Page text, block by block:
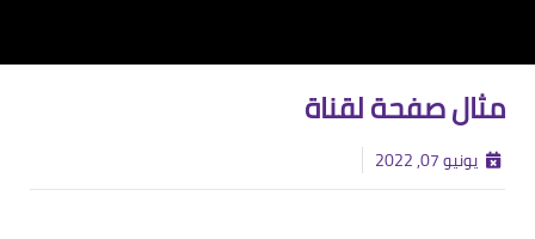
مثال صفحة لقناة
يونيو 07, 2022